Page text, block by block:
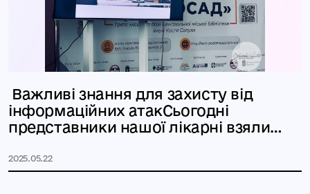
️ Важливі знання для захисту від
інформаційних атакСьогодні
представники нашої лікарні взяли
2025.05.22